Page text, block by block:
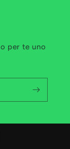
per te uno